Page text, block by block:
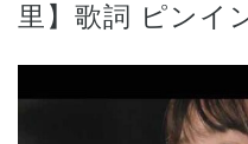
里】歌詞 ピンイ